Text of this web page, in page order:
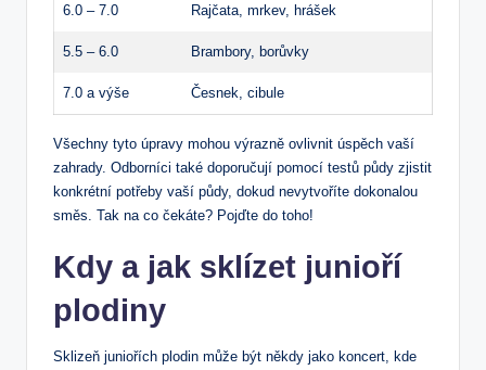
6.0 – 7.0 Rajčata, mrkev, hrášek
5.5 – 6.0 Brambory, borůvky
7.0 a výše Česnek, cibule
Všechny tyto úpravy mohou výrazně ovlivnit úspěch vaší
zahrady. Odborníci také doporučují pomocí testů půdy zjistit
konkrétní potřeby vaší půdy, dokud nevytvoříte dokonalou
směs. Tak na co čekáte? Pojďte do toho!
Kdy a jak sklízet junioří
plodiny
Sklizeň juniořích plodin může být někdy jako koncert, kde